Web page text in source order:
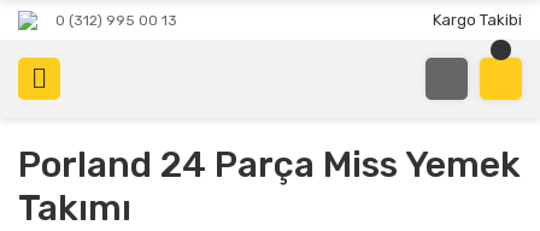
0 (312) 995 00 13 Kargo Takibi
Porland 24 Parça Miss Yemek
Takımı